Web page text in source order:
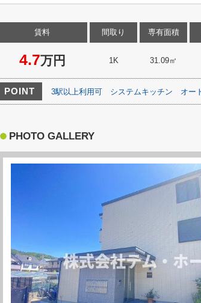
賃料
4.7万円
間取り
1K
専有面積
31.09㎡
POINT 3駅以上利用可 システムキッチン オー
PHOTO GALLERY